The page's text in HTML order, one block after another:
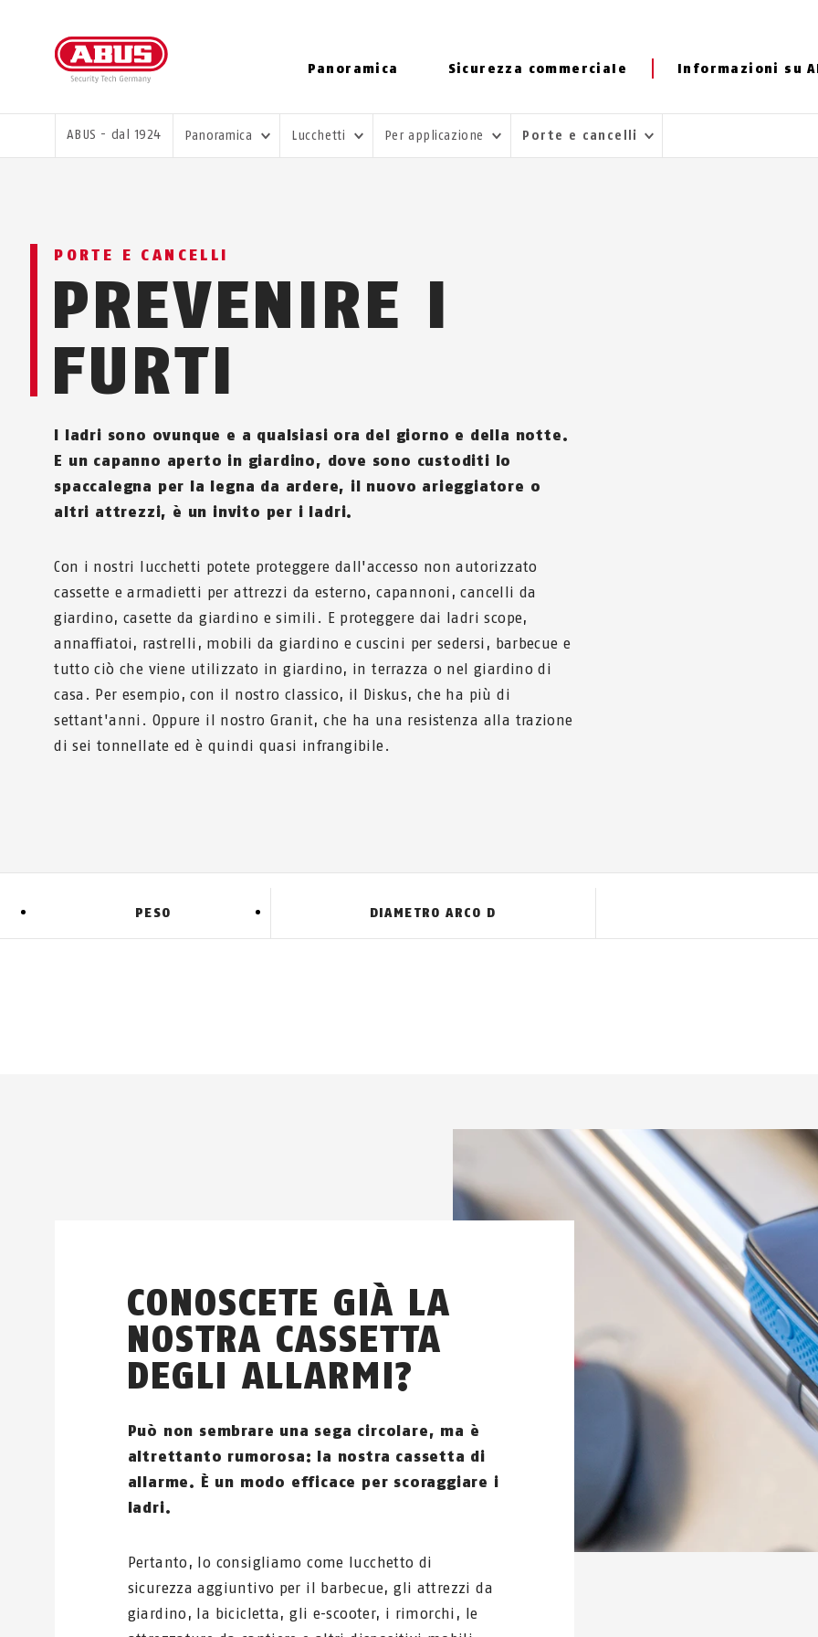
Panoramica Sicurezza commerciale Informazioni su
TI TROVI QUI:
ABUS - dal 1924 Panoramica Lucchetti Per applicazione Porte e cancelli
PORTE E CANCELLI
PREVENIRE I
FURTI
I ladri sono ovunque e a qualsiasi ora del giorno e della notte.
E un capanno aperto in giardino, dove sono custoditi lo
spaccalegna per la legna da ardere, il nuovo arieggiatore o
altri attrezzi, è un invito per i ladri.
Con i nostri lucchetti potete proteggere dall'accesso non autorizzato
cassette e armadietti per attrezzi da esterno, capannoni, cancelli da
giardino, casette da giardino e simili. E proteggere dai ladri scope,
annaffiatoi, rastrelli, mobili da giardino e cuscini per sedersi, barbecue e
tutto ciò che viene utilizzato in giardino, in terrazza o nel giardino di
casa. Per esempio, con il nostro classico, il Diskus, che ha più di
settant'anni. Oppure il nostro Granit, che ha una resistenza alla trazione
di sei tonnellate ed è quindi quasi infrangibile.
PESO DIAMETRO ARCO D
CONOSCETE GIÀ LA
NOSTRA CASSETTA
DEGLI ALLARMI?
Può non sembrare una sega circolare, ma è
altrettanto rumorosa: la nostra cassetta di
allarme. È un modo efficace per scoraggiare i
ladri.
Pertanto, lo consigliamo come lucchetto di
sicurezza aggiuntivo per il barbecue, gli attrezzi da
giardino, la bicicletta, gli e-scooter, i rimorchi, le